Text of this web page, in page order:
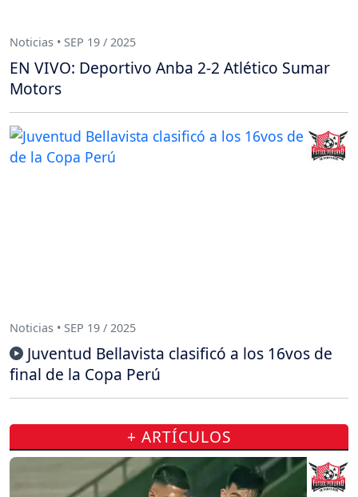
Noticias • SEP 19 / 2025
EN VIVO: Deportivo Anba 2-2 Atlético Sumar
Motors
Noticias • SEP 19 / 2025
Juventud Bellavista clasificó a los 16vos de
final de la Copa Perú
+ ARTÍCULOS